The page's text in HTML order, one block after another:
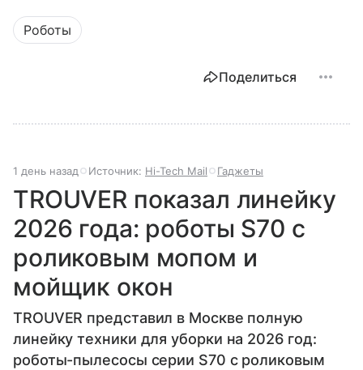
Роботы
Поделиться
1 день назад Источник: Hi-Tech Mail Гаджеты
TROUVER показал линейку
2026 года: роботы S70 с
роликовым мопом и
мойщик окон
TROUVER представил в Москве полную
линейку техники для уборки на 2026 год:
роботы-пылесосы серии S70 с роликовым